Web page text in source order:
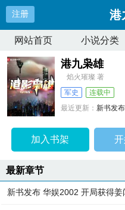
注册 港
网站首页 小说分类
港九枭雄
焰火璀璨 著
军史
连载中
最近更新：新书发
加入书架
最新章节
新书发布 华娱2002 开局获得姜